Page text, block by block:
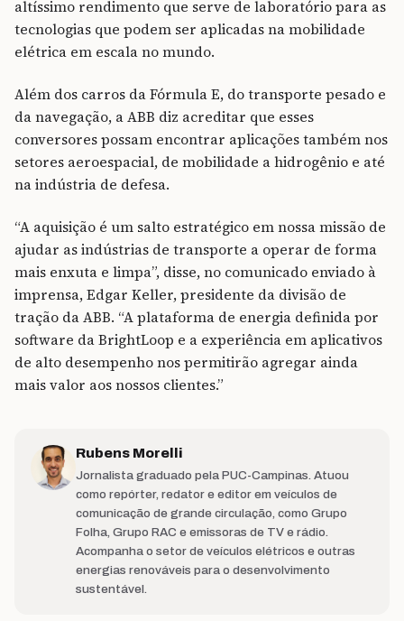
altíssimo rendimento que serve de laboratório para as
tecnologias que podem ser aplicadas na mobilidade
elétrica em escala no mundo.
Além dos carros da Fórmula E, do transporte pesado e
da navegação, a ABB diz acreditar que esses
conversores possam encontrar aplicações também nos
setores aeroespacial, de mobilidade a hidrogênio e até
na indústria de defesa.
“A aquisição é um salto estratégico em nossa missão de
ajudar as indústrias de transporte a operar de forma
mais enxuta e limpa”, disse, no comunicado enviado à
imprensa, Edgar Keller, presidente da divisão de
tração da ABB. “A plataforma de energia definida por
software da BrightLoop e a experiência em aplicativos
de alto desempenho nos permitirão agregar ainda
mais valor aos nossos clientes.”
Rubens Morelli
Jornalista graduado pela PUC-Campinas. Atuou
como repórter, redator e editor em veículos de
comunicação de grande circulação, como Grupo
Folha, Grupo RAC e emissoras de TV e rádio.
Acompanha o setor de veículos elétricos e outras
energias renováveis para o desenvolvimento
sustentável.